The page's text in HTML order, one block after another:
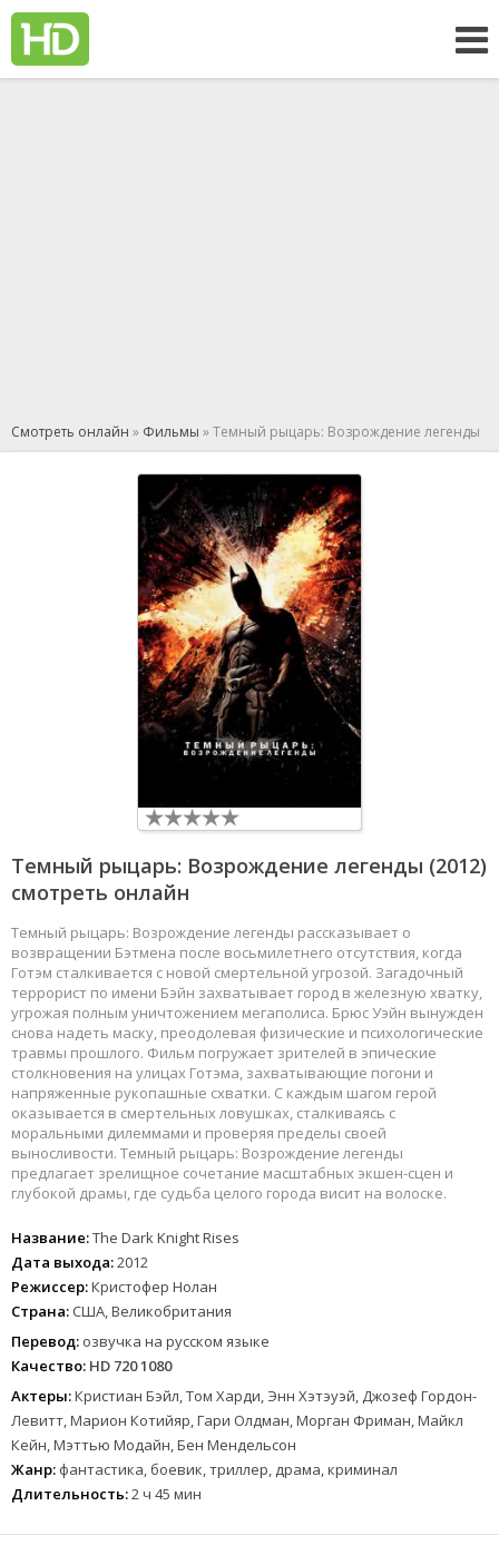
Смотреть онлайн » Фильмы » Темный рыцарь: Возрождение легенды
Темный рыцарь: Возрождение легенды (2012)
смотреть онлайн
Темный рыцарь: Возрождение легенды рассказывает о
возвращении Бэтмена после восьмилетнего отсутствия, когда
Готэм сталкивается с новой смертельной угрозой. Загадочный
террорист по имени Бэйн захватывает город в железную хватку,
угрожая полным уничтожением мегаполиса. Брюс Уэйн вынужден
снова надеть маску, преодолевая физические и психологические
травмы прошлого. Фильм погружает зрителей в эпические
столкновения на улицах Готэма, захватывающие погони и
напряженные рукопашные схватки. С каждым шагом герой
оказывается в смертельных ловушках, сталкиваясь с
моральными дилеммами и проверяя пределы своей
выносливости. Темный рыцарь: Возрождение легенды
предлагает зрелищное сочетание масштабных экшен-сцен и
глубокой драмы, где судьба целого города висит на волоске.
Название:The Dark Knight Rises
Дата выхода:2012
Режиссер:Кристофер Нолан
Страна: США, Великобритания
Перевод: озвучка на русском языке
Качество: HD 720 1080
Актеры:Кристиан Бэйл, Том Харди, Энн Хэтэуэй, Джозеф Гордон-
Левитт, Марион Котийяр, Гари Олдман, Морган Фриман, Майкл
Кейн, Мэттью Модайн, Бен Мендельсон
Жанр: фантастика, боевик, триллер, драма, криминал
Длительность:2 ч 45 мин